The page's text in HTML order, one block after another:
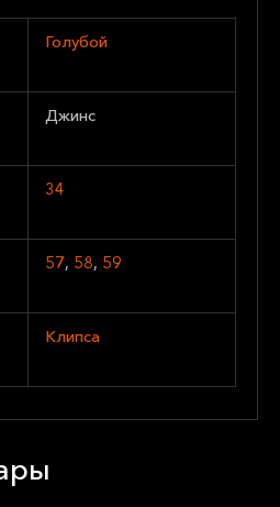
Голубой
Джинс
34
57, 58, 59
Клипса